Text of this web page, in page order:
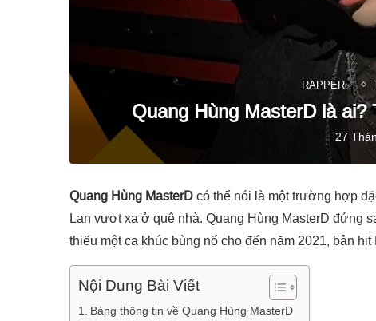
RAPPER✅
Quang Hùng MasterD là
27
Quang Hùng MasterD có thể nói là một trường hợp
Lan vượt xa ở quê nhà. Quang Hùng MasterD đứng
thiếu một ca khúc bùng nổ cho đến năm 2021, bản
Nội Dung Bài Viết
Bảng thông tin về Quang Hùng MasterD